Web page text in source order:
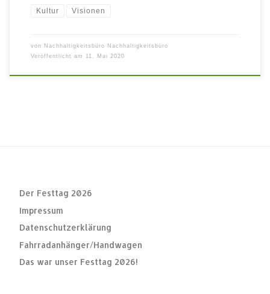
Kultur Visionen
von Nachhaltigkeitsbüro Nachhaltigkeitsbüro
Veröffentlicht am
11. Mai 2020
Der Festtag 2026
Impressum
Datenschutzerklärung
Fahrradanhänger/Handwagen
Das war unser Festtag 2026!